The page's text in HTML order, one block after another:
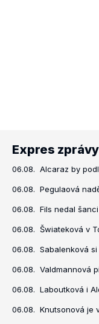
Expres zprávy
06.08. Alcaraz by
06.08. Pegulaová
06.08. Fils nedal
06.08. Šwiateková v
06.08. Sabalenková
06.08. Valdmannová
06.08. Laboutková i
06.08. Knutsonová je